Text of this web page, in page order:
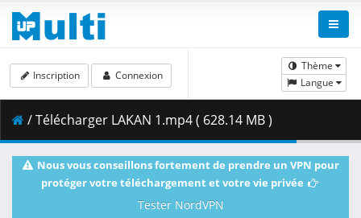
Thème
Langue
Inscription Connexion
/ Télécharger LAKAN 1.mp4 ( 628.14 MB )
Nous vous conseillons fortement de prendre un VPN pour
protéger votre téléchargement et votre vie privée
Tester NordVPN